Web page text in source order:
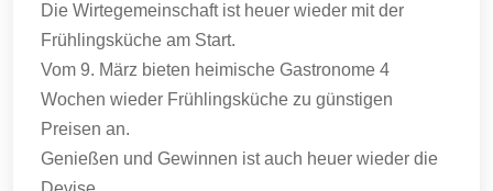
Die Wirtegemeinschaft ist heuer wieder mit der
Frühlingsküche am Start.
Vom 9. März bieten heimische Gastronome 4
Wochen wieder Frühlingsküche zu günstigen
Preisen an.
Genießen und Gewinnen ist auch heuer wieder die